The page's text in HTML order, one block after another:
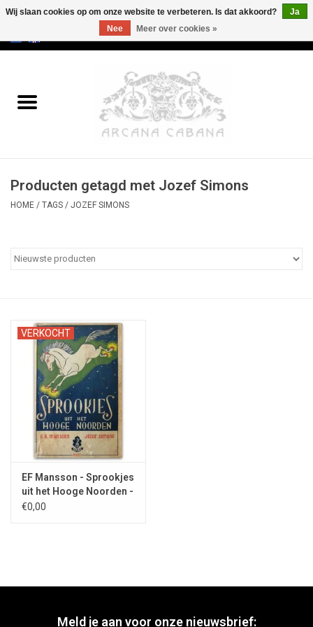
Oud & Zeldzaam
Erotica
Categorieën
Producten getagd met Jozef Simons
HOME / TAGS / JOZEF SIMONS
VERKOCHT
EF Mansson - Sprookjes
uit het Hooge Noorden -
1942
€0,00
Meld je aan voor onze nieuwsbrief:
Wij slaan cookies op om onze website te verbeteren. Is dat akkoord?
Ja
Nee
Meer over cookies »